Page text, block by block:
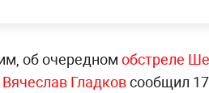
об очередном обстреле
в Гладковсообщил